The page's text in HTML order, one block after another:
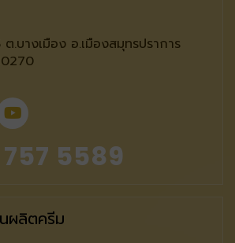
บางเมือง อ.เมืองสมุทรปราการ
5589
ผลิตครีม